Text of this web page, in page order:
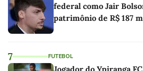
federal como Jair
patrimônio de R$ 187
7 FUTEBOL